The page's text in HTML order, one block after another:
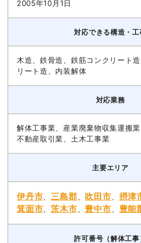
2005年10月1日
対応できる構造・工
木造、鉄骨造、鉄筋コンクリート
リート造、内装解体
対応業務
解体工事業、産業廃棄物収集運搬業
不動産取引業、土木工事業
主要エリア
伊丹市、三島郡、 吹田市、 摂津
箕面市、茨木市、豊中市、 豊能
許可番号（解体工事